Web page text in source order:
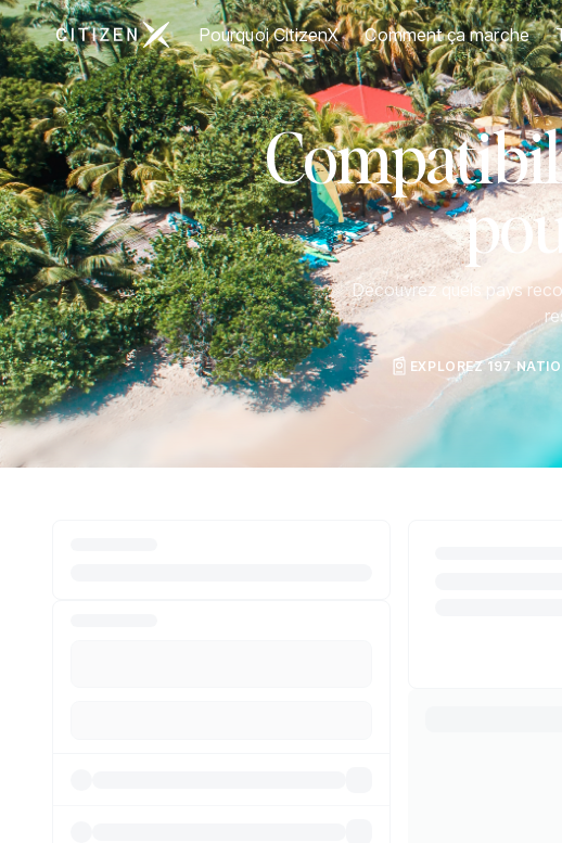
Aller à la page d'accueil de CitizenX
Pourquoi CitizenX Comment ça marche
Découvrez quels pays
EXPLOREZ 197